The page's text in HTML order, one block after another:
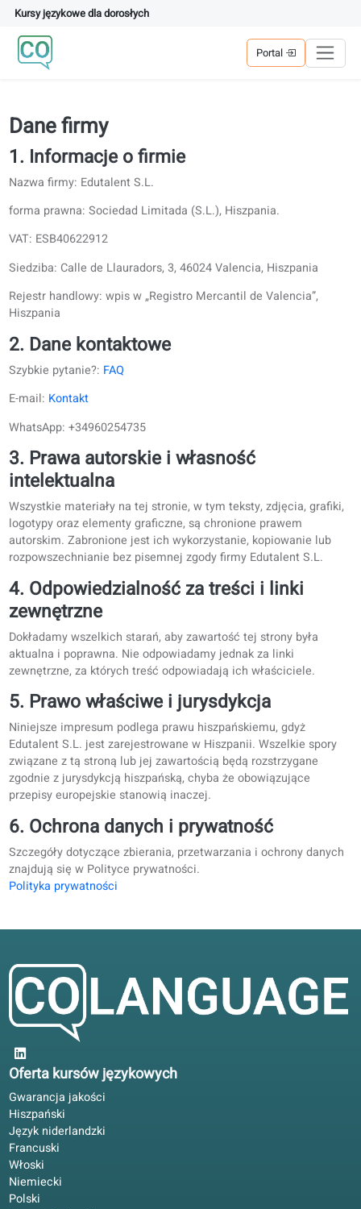
Kursy językowe dla dorosłych
Portal
Dane firmy
1. Informacje o firmie
Nazwa firmy: Edutalent S.L.
forma prawna: Sociedad Limitada (S.L.), Hiszpania.
VAT: ESB40622912
Siedziba: Calle de Llauradors, 3, 46024 Valencia, Hiszpania
Hiszpania
2. Dane kontaktowe
WhatsApp: +34960254735
3. Prawa autorskie i własność
intelektualna
Wszystkie materiały na tej stronie, w tym teksty, zdjęcia,
logotypy oraz elementy graficzne, są chronione prawem
autorskim. Zabronione jest ich wykorzystanie, kopiowanie
rozpowszechnianie bez pisemnej zgody firmy Edutalent S.L.
4. Odpowiedzialność za treści i linki
zewnętrzne
Dokładamy wszelkich starań, aby zawartość tej strony była
aktualna i poprawna. Nie odpowiadamy jednak za linki
zewnętrzne, za których treść odpowiadają ich właściciele.
5. Prawo właściwe i jurysdykcja
Edutalent S.L. jest zarejestrowane w Hiszpanii. Wszelkie
związane z tą stroną lub jej zawartością będą rozstrzygane
zgodnie z jurysdykcją hiszpańską, chyba że obowiązujące
przepisy europejskie stanowią inaczej.
znajdują się w Polityce prywatności.
Polityka prywatności
Oferta kursów językowych